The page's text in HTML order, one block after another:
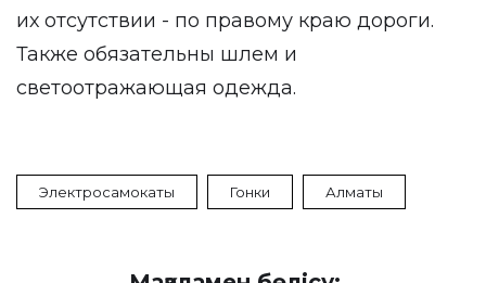
их отсутствии - по правому краю дороги.
Также обязательны шлем и
светоотражающая одежда.
Электросамокаты Гонки Алматы